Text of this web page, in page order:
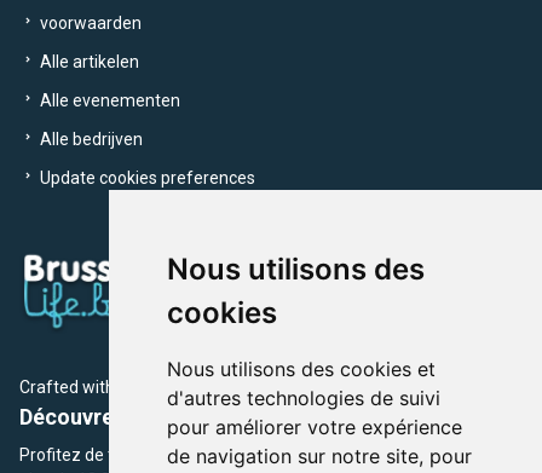
Nous utilisons des
cookies
Nous utilisons des cookies et
d'autres technologies de suivi
pour améliorer votre expérience
de navigation sur notre site, pour
voorwaarden
Alle artikelen
Alle evenementen
Alle bedrijven
Update cookies preferences
Crafted with by Brusselslife Team
Découvrez plus de 12 000 adresses et événements
Profitez de toutes les sections de BrusselsLife.be et découvrez